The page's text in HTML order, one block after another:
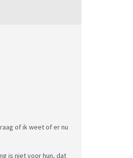
of ik weet of er nu
is niet voor hun, dat